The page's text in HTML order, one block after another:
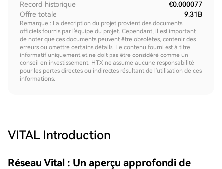
Record historique
€0.000077
Offre totale
9.31B
Remarque : La description du projet provient des documents
officiels fournis par l'équipe du projet. Cependant, il est important
de noter que ces documents peuvent être obsolètes, contenir des
erreurs ou omettre certains détails. Le contenu fourni est à titre
informatif uniquement et ne doit pas être considéré comme un
conseil en investissement. HTX ne assume aucune responsabilité
pour les pertes directes ou indirectes résultant de l'utilisation de ces
informations.
VITAL Introduction
Réseau Vital : Un aperçu approfondi de